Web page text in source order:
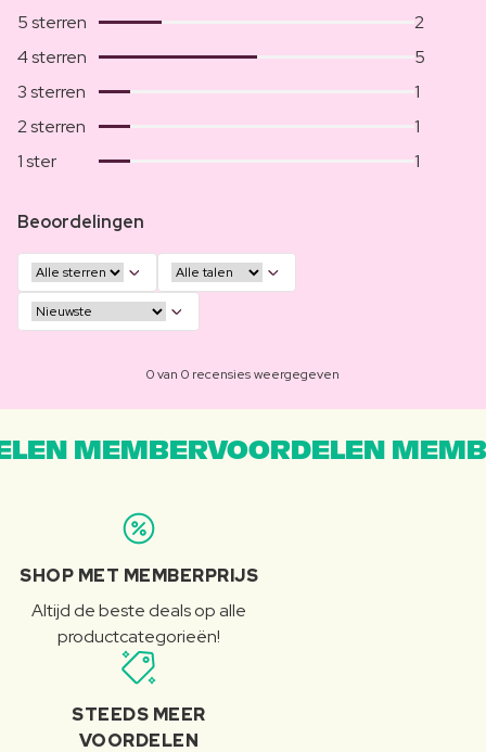
5 sterren
2
4 sterren
5
3 sterren
1
2 sterren
1
1 ster
1
Beoordelingen
0 van 0 recensies weergegeven
MEMBERVOORDELEN
SHOP MET MEMBERPRIJS
Altijd de beste deals op alle
productcategorieën!
STEEDS MEER
VOORDELEN